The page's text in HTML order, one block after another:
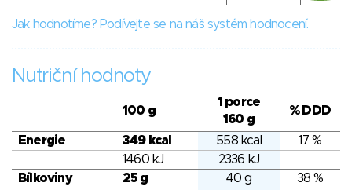
Jak hodnotíme? Podívejte se na náš systém hodnocení.
Nutriční hodnoty
100 g
1 porce
160 g
% DDD
Energie 349 kcal 558 kcal
17 %
1460 kJ
2336 kJ
Bílkoviny
25 g 40 g
38 %